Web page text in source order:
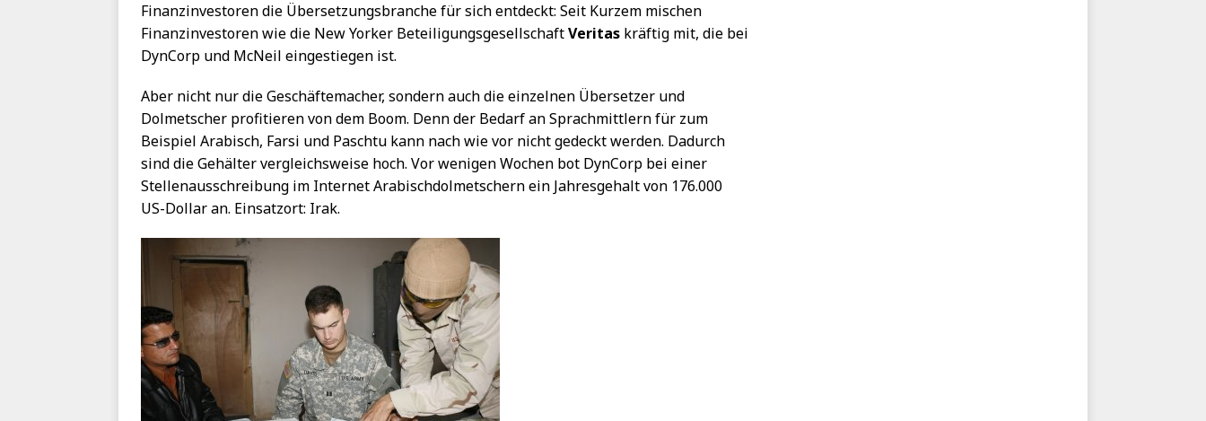
Finanzinvestoren die Übersetzungsbranche für sich entdeckt: Seit Kurzem mischen
Finanzinvestoren wie die New Yorker BeteiligungsgesellschaftVeritas kräftig mit, die bei
DynCorp und McNeil eingestiegen ist.
Aber nicht nur die Geschäftemacher, sondern auch die einzelnen Übersetzer und
Dolmetscher profitieren von dem Boom. Denn der Bedarf an Sprachmittlern für zum
Beispiel Arabisch, Farsi und Paschtu kann nach wie vor nicht gedeckt werden. Dadurch
sind die Gehälter vergleichsweise hoch. Vor wenigen Wochen bot DynCorp bei einer
Stellenausschreibung im Internet Arabischdolmetschern ein Jahresgehalt von 176.000
US-Dollar an. Einsatzort: Irak.